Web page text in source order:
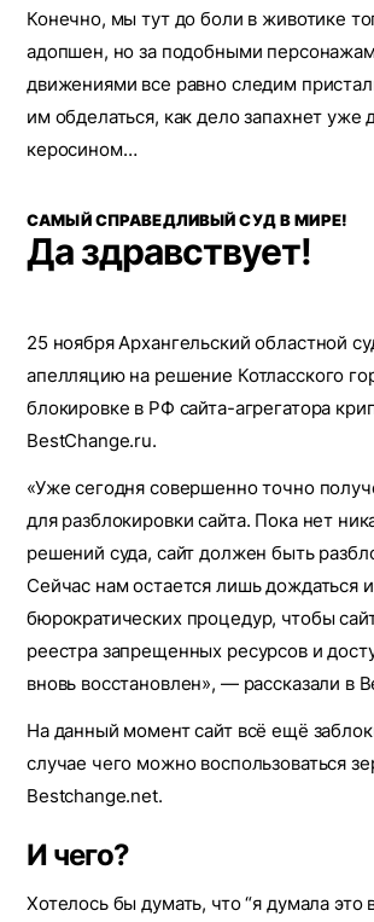
Конечно, мы тут до боли в животике
адопшен, но за подобными
движениями все равно следим
им обделаться, как дело запахнет уже
керосином…
САМЫЙ СПРАВЕДЛИВЫЙ СУД В МИРЕ!
Да здравствует!
25 ноября Архангельский областной
апелляцию на решение Котласского
блокировке в РФ сайта-агрегатора
BestChange.ru.
«Уже сегодня совершенно точно
для разблокировки сайта. Пока нет
решений суда, сайт должен быть
Сейчас нам остается лишь дождаться
бюрократических процедур, чтобы
реестра запрещенных ресурсов и
вновь восстановлен», — рассказали в
На данный момент сайт всё ещё
случае чего можно воспользоваться
Bestchange.net.
И чего?
Хотелось бы думать, что “я думала это